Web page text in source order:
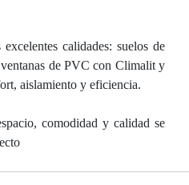
calidades: suelos de
de PVC con Climalit y
aislamiento y eficiencia.
comodidad y calidad se